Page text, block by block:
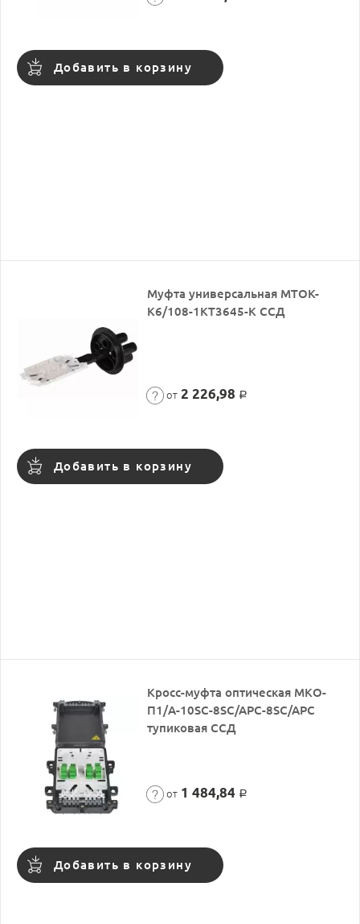
Добавить в корзину
Муфта универсальная МТОК-
К6/108-1КТ3645-К ССД
от 2 226,98 Р
Добавить в корзину
Кросс-муфта оптическая МКО-
П1/A-10SC-8SC/APC-8SC/APC
тупиковая ССД
от 1 484,84 Р
Добавить в корзину